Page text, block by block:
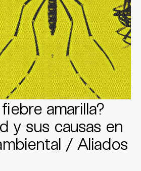
amarilla?
y sus causas en
/ Aliados